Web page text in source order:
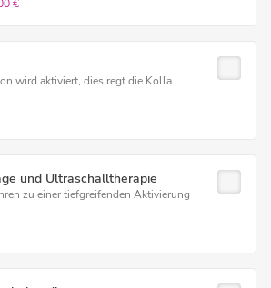
€
wird aktiviert, dies regt die Kolla...
und Ultraschalltherapie
zu einer tiefgreifenden Aktivierung